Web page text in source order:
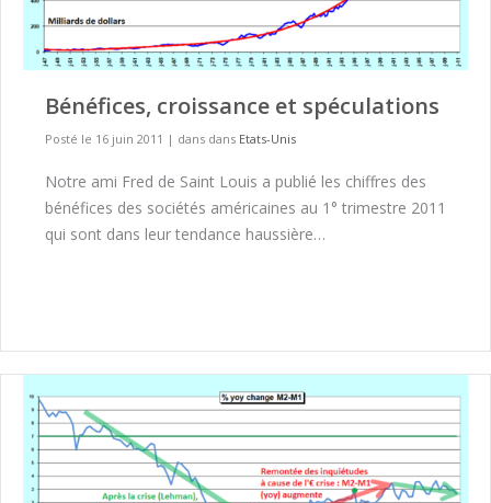
Bénéfices, croissance et spéculations
Posté le 16 juin 2011 | dans dans Etats-Unis
Notre ami Fred de Saint Louis a publié les chiffres des
bénéfices des sociétés américaines au 1° trimestre 2011
qui sont dans leur tendance haussière…